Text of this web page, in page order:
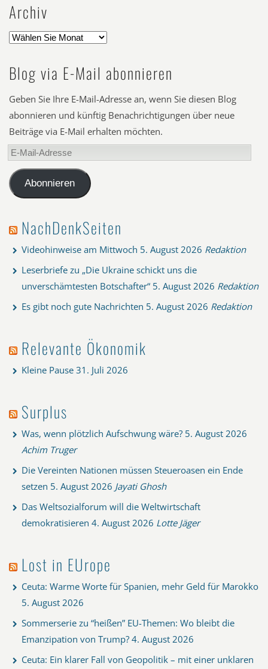
Archiv
Blog via E-Mail abonnieren
Geben Sie Ihre E-Mail-Adresse an, wenn Sie diesen Blog
abonnieren und künftig Benachrichtigungen über neue
Beiträge via E-Mail erhalten möchten.
E-
Mail-
AdresseAbonnieren
NachDenkSeiten
Videohinweise am Mittwoch 5. August 2026 Redaktion
Leserbriefe zu „Die Ukraine schickt uns die
unverschämtesten Botschafter“ 5. August 2026 Redaktion
Es gibt noch gute Nachrichten 5. August 2026 Redaktion
Relevante Ökonomik
Kleine Pause 31. Juli 2026
Surplus
Was, wenn plötzlich Aufschwung wäre? 5. August 2026
Achim Truger
Die Vereinten Nationen müssen Steueroasen ein Ende
setzen 5. August 2026 Jayati Ghosh
Das Weltsozialforum will die Weltwirtschaft
demokratisieren 4. August 2026 Lotte Jäger
Lost in EUrope
Ceuta: Warme Worte für Spanien, mehr Geld für Marokko
5. August 2026
Sommerserie zu “heißen” EU-Themen: Wo bleibt die
Emanzipation von Trump? 4. August 2026
Ceuta: Ein klarer Fall von Geopolitik – mit einer unklaren